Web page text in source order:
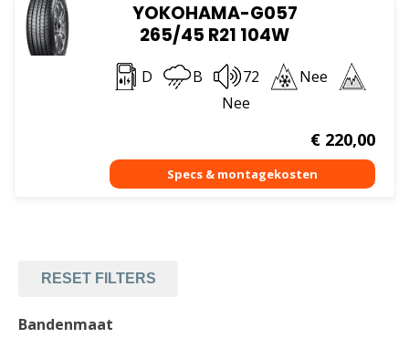
YOKOHAMA-G057
265/45 R21 104W
D B 72
Nee
Nee
€220,00
RESET FILTERS
Bandenmaat